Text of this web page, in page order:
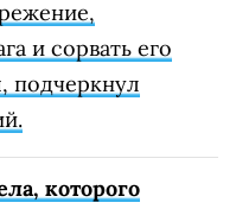
и сорвать его
подчеркнул
которого